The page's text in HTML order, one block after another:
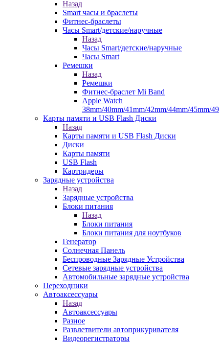
Назад
Smart часы и браслеты
Фитнес-браслеты
Часы Smart/детские/наручные
Назад
Часы Smart/детские/наручные
Часы Smart
Ремешки
Назад
Ремешки
Фитнес-браслет Mi Band
Apple Watch
38mm/40mm/41mm/42mm/44mm/45mm/
Карты памяти и USB Flash Диски
Назад
Карты памяти и USB Flash Диски
Диски
Карты памяти
USB Flash
Картридеры
Зарядные устройства
Назад
Зарядные устройства
Блоки питания
Назад
Блоки питания
Блоки питания для ноутбуков
Генератор
Солнечная Панель
Беспроводные Зарядные Устройства
Сетевые зарядные устройства
Автомобильные зарядные устройства
Переходники
Автоаксессуары
Назад
Автоаксессуары
Разное
Развлетвители автоприкуривателя
Видеорегистраторы